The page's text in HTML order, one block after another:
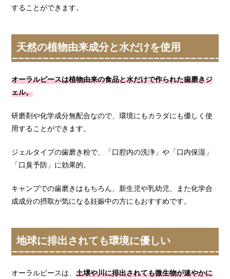
することができます。
天然の植物由来成分と水だけを使用
オーラルピースは植物由来の食品と水だけで作られた歯磨きジ
ェル。
研磨剤や化学成分無配合なので、環境にもカラダにも優しく使
用することができます。
ジェルタイプの歯磨き粉で、「口腔内の洗浄」や「口内保湿」
「口臭予防」に効果的。
キャンプでの歯磨きはもちろん、新生児や乳幼児、また化学合
成成分の摂取が気になる妊娠中の方にもおすすめです。
地球に排出されても環境に優しい
オーラルピースは、土壌や川に排出されても微生物が速やかに